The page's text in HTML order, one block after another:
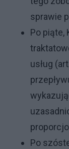
sprawie
Po piąte,
usług
Po